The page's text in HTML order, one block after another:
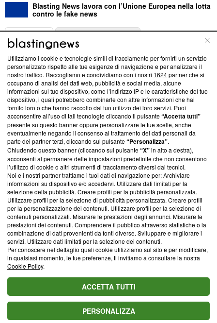
Blasting News lavora con l’Unione Europea nella lotta
contro le fake news
ABOUT
Questa sezione offre informazioni trasparenti su Blasting
News, sui nostri processi editoriali e su come ci impegniamo a
creare news di qualità. Inoltre, afferma la nostra aderenza a
‘Trust Project - News with Integrity’Blasting News non è
ancora membro del programma, ma ha richiesto di farne
parte; Trust Project non ha ancora effettuato una verifica di
conformità agli standard.
Su di noi
Team editoriale
Corporate
Redazione
Informativa Privacy
Cookie Policy
Blasting SA, IDI CHE-247.845.224, Via Carlo Frasca, 3 - 6900
Lugano (Svizzera) Tel:+39 0690258937
© 2026 Blasting News
Utilizziamo i cookie e tecnologie simili di tracciamento per fornirti un servizio
personalizzato rispetto alle tue esigenze di navigazione e per analizzare il
nostro traffico. Raccogliamo e condividiamo con i nostri 1624partner che si
occupano di analisi dei dati web, pubblicità e social media, alcune
informazioni sul tuo dispositivo, come l’indirizzo IP e le caratteristiche del tuo
dispositivo, i quali potrebbero combinarle con altre informazioni che hai
fornito loro o che hanno raccolto dal tuo utilizzo dei loro servizi. Puoi
acconsentire all’uso di tali tecnologie cliccando il pulsante“Accetta tutti”
presente su questo banner oppure personalizzare le tue scelte, anche
eventualmente negando il consenso al trattamento dei dati personali da
parte dei partner terzi, cliccando sul pulsante“Personalizza”.
Chiudendo questo banner (cliccando sul pulsante“X”in alto a destra),
acconsenti al permanere delle impostazioni predefinite che non consentono
l’utilizzo di cookie o altri strumenti di tracciamento diversi dai tecnici.
Noi e i nostri partner trattiamo i tuoi dati di navigazione per: Archiviare
informazioni su dispositivo e/o accedervi. Utilizzare dati limitati per la
selezione della pubblicità. Creare profili per la pubblicità personalizzata.
Utilizzare profili per la selezione di pubblicità personalizzata. Creare profili
per la personalizzazione dei contenuti. Utilizzare profili per la selezione di
contenuti personalizzati. Misurare le prestazioni degli annunci. Misurare le
prestazioni dei contenuti. Comprendere il pubblico attraverso statistiche o la
combinazione di dati provenienti da fonti diverse. Sviluppare e migliorare i
servizi. Utilizzare dati limitati per la selezione dei contenuti.
Per conoscere nel dettaglio quali cookie utilizziamo sul sito e per modificare,
in qualsiasi momento, le tue preferenze, ti invitiamo a consultare la nostra
Cookie Policy.
ACCETTA TUTTI
PERSONALIZZA